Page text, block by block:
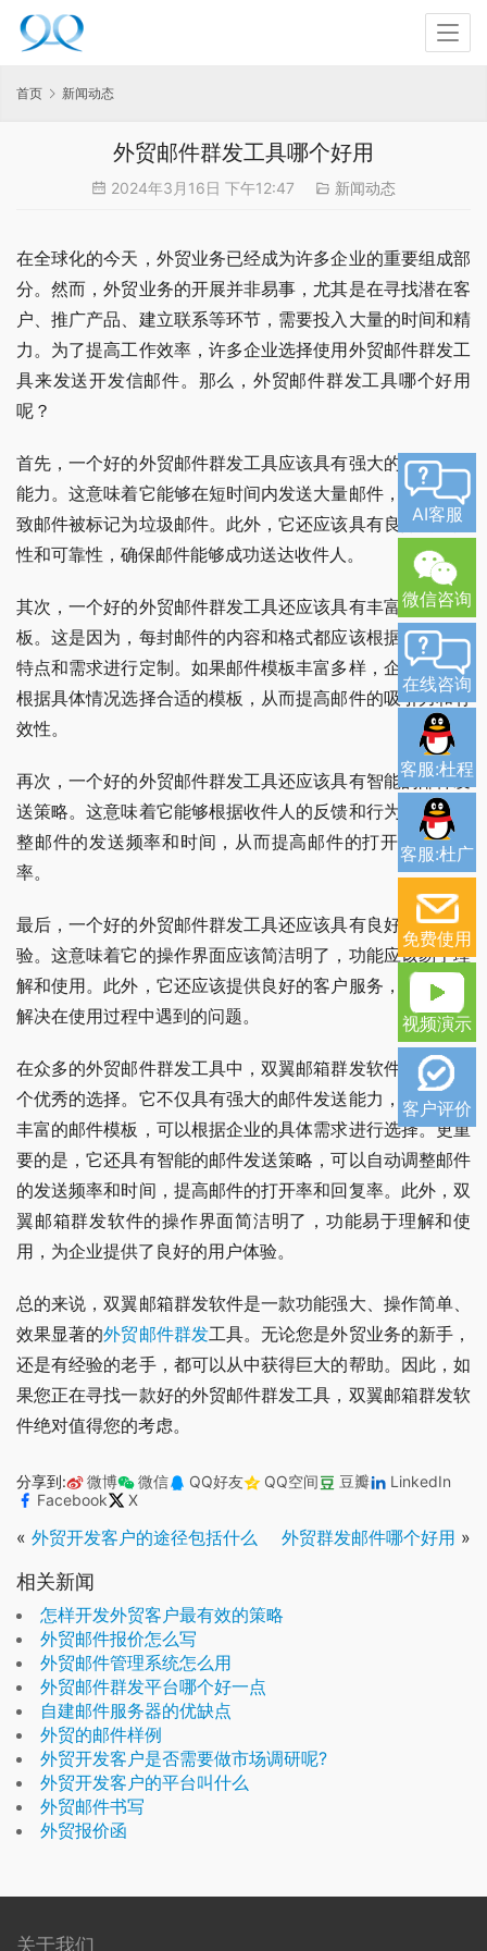
首页 新闻动态
外贸邮件群发工具哪个好用
2024年3月16日 下午12:47 新闻动态
在全球化的今天，外贸业务已经成为许多企业的重要组成部
分。然而，外贸业务的开展并非易事，尤其是在寻找潜在客
户、推广产品、建立联系等环节，需要投入大量的时间和精
力。为了提高工作效率，许多企业选择使用外贸邮件群发工
具来发送开发信邮件。那么，外贸邮件群发工具哪个好用
呢？
首先，一个好的外贸邮件群发工具应该具有强大的邮件发送
能力。这意味着它能够在短时间内发送大量邮件，而不会导
致邮件被标记为垃圾邮件。此外，它还应该具有良好的稳定
性和可靠性，确保邮件能够成功送达收件人。
其次，一个好的外贸邮件群发工具还应该具有丰富的邮件模
板。这是因为，每封邮件的内容和格式都应该根据收件人的
特点和需求进行定制。如果邮件模板丰富多样，企业就可以
根据具体情况选择合适的模板，从而提高邮件的吸引力和有
效性。
再次，一个好的外贸邮件群发工具还应该具有智能的邮件发
送策略。这意味着它能够根据收件人的反馈和行为，自动调
整邮件的发送频率和时间，从而提高邮件的打开率和回复
率。
最后，一个好的外贸邮件群发工具还应该具有良好的用户体
验。这意味着它的操作界面应该简洁明了，功能应该易于理
解和使用。此外，它还应该提供良好的客户服务，帮助企业
解决在使用过程中遇到的问题。
在众多的外贸邮件群发工具中，双翼邮箱群发软件无疑是一
个优秀的选择。它不仅具有强大的邮件发送能力，还提供了
丰富的邮件模板，可以根据企业的具体需求进行选择。更重
要的是，它还具有智能的邮件发送策略，可以自动调整邮件
的发送频率和时间，提高邮件的打开率和回复率。此外，双
翼邮箱群发软件的操作界面简洁明了，功能易于理解和使
用，为企业提供了良好的用户体验。
总的来说，双翼邮箱群发软件是一款功能强大、操作简单、
效果显著的外贸邮件群发工具。无论您是外贸业务的新手，
还是有经验的老手，都可以从中获得巨大的帮助。因此，如
果您正在寻找一款好的外贸邮件群发工具，双翼邮箱群发软
件绝对值得您的考虑。
分享到: 微博 微信 QQ好友 QQ空间 豆瓣
LinkedIn
Facebook
X
« 外贸开发客户的途径包括什么 外贸群发邮件哪个好用 »
相关新闻
怎样开发外贸客户最有效的策略
外贸邮件报价怎么写
外贸邮件管理系统怎么用
外贸邮件群发平台哪个好一点
自建邮件服务器的优缺点
外贸的邮件样例
外贸开发客户是否需要做市场调研呢?
外贸开发客户的平台叫什么
外贸邮件书写
外贸报价函
关于我们
AI客服
微信咨询
在线咨询
客服:杜程
客服:杜广
免费使用
视频演示
客户评价